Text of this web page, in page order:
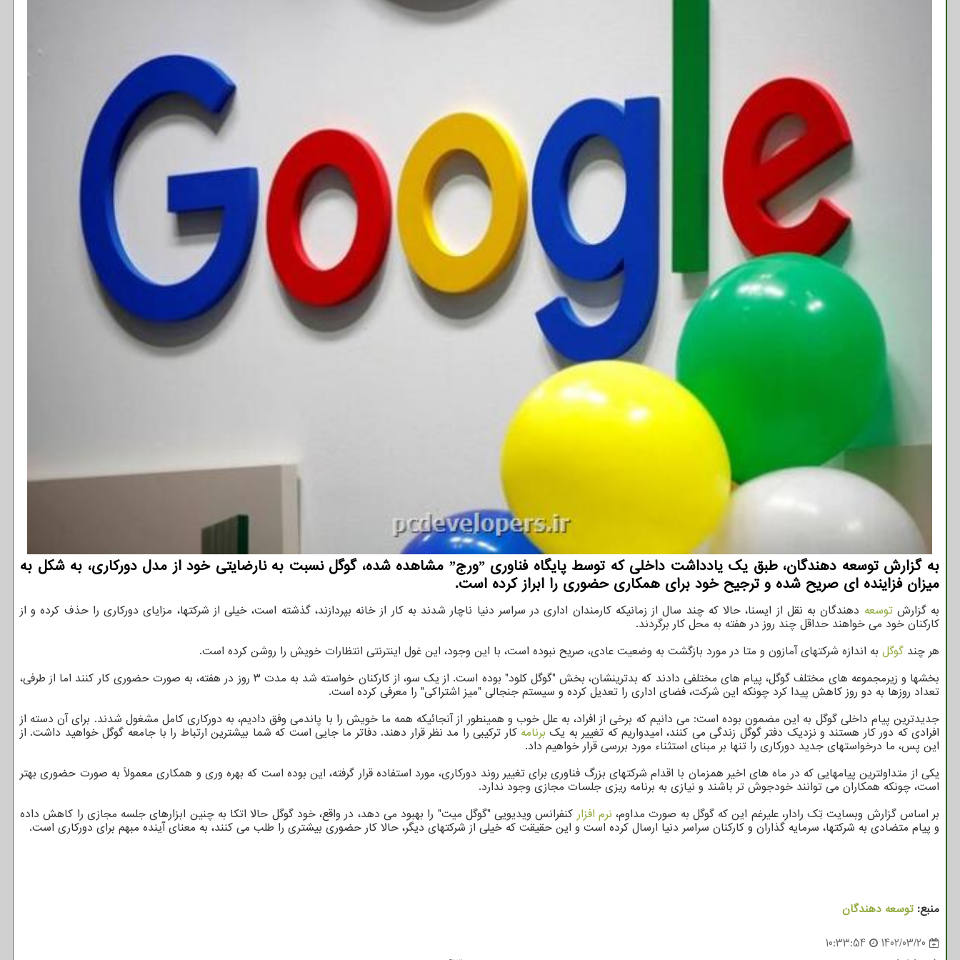
به گزارش توسعه دهندگان، طبق یک یادداشت داخلی که توسط پایگاه فناوری ˮورجˮ مشاهده شده، گوگل نسبت به نارضایتی خود از مدل دورکاری، به شکل به
میزان فزاینده ای صریح شده و ترجیح خود برای همکاری حضوری را ابراز کرده است.
به گزارشتوسعه دهندگان به نقل از ایسنا، حالا که چند سال از زمانیکه کارمندان اداری در سراسر دنیا ناچار شدند به کار از خانه بپردازند، گذشته است، خیلی از شرکتها، مزایای دورکاری را حذف کرده و از
کارکنان خود می خواهند حداقل چند روز در هفته به محل کار برگردند.
هر چند گوگل به اندازه شرکتهای آمازون و متا در مورد بازگشت به وضعیت عادی، صریح نبوده است، با این وجود، این غول اینترنتی انتظارات خویش را روشن کرده است.
بخشها و زیرمجموعه های مختلف گوگل، پیام های مختلفی دادند که بدترینشان، بخش "گوگل کلود" بوده است. از یک سو، از کارکنان خواسته شد به مدت ۳ روز در هفته، به صورت حضوری کار کنند اما از طرفی،
تعداد روزها به دو روز کاهش پیدا کرد چونکه این شرکت، فضای اداری را تعدیل کرده و سیستم جنجالی "میز اشتراکی" را معرفی کرده است.
جدیدترین پیام داخلی گوگل به این مضمون بوده است: می دانیم که برخی از افراد، به علل خوب و همینطور از آنجائیکه همه ما خویش را با پاندمی وفق دادیم، به دورکاری کامل مشغول شدند. برای آن دسته از
افرادی که دور کار هستند و نزدیک دفتر گوگل زندگی می کنند، امیدواریم که تغییر به یک برنامه کار ترکیبی را مد نظر قرار دهند. دفاتر ما جایی است که شما بیشترین ارتباط را با جامعه گوگل خواهید داشت. از
این پس، ما درخواستهای جدید دورکاری را تنها بر مبنای استثناء مورد بررسی قرار خواهیم داد.
یکی از متداولترین پیامهایی که در ماه های اخیر همزمان با اقدام شرکتهای بزرگ فناوری برای تغییر روند دورکاری، مورد استفاده قرار گرفته، این بوده است که بهره وری و همکاری معمولاً به صورت حضوری بهتر
است، چونکه همکاران می توانند خودجوش تر باشند و نیازی به برنامه ریزی جلسات مجازی وجود ندارد.
بر اساس گزارش وبسایت تِک رادار، علیرغم این که گوگل به صورت مداوم، نرم افزار کنفرانس ویدیویی "گوگل میت" را بهبود می دهد، در واقع، خود گوگل حالا اتکا به چنین ابزارهای جلسه مجازی را کاهش داده
و پیام متضادی به شرکتها، سرمایه گذاران و کارکنان سراسر دنیا ارسال کرده است و این حقیقت که خیلی از شرکتهای دیگر، حالا کار حضوری بیشتری را طلب می کنند، به معنای آینده مبهم برای دورکاری است.
منبع: توسعه دهندگان
1402/03/20
10:33:54